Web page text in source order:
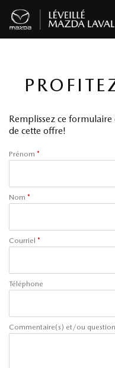
Remplissez ce
de cette offre!
Prénom *
Nom *
Courriel *
Téléphone
Commentaire(s) et/ou